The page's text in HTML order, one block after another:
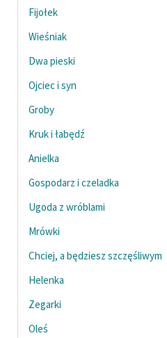
Fijołek
Wieśniak
Dwa pieski
Ojciec i syn
Groby
Kruk i łabędź
Anielka
Gospodarz i czeladka
Ugoda z wróblami
Mrówki
Chciej, a będziesz szczęśliwym
Helenka
Zegarki
Oleś